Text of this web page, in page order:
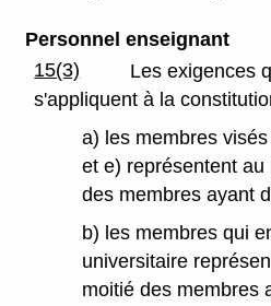
Personnel enseignant
15(3)
Les exigences
s'appliquent à la
a) les membres
et e) représentent
des membres ayant
b) les membres qui
universitaire
moitié des membres